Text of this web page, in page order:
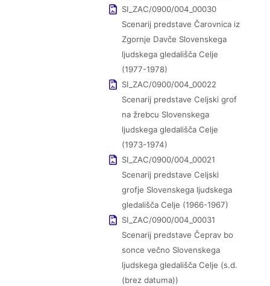
SI_ZAC/0900/004_00030
Scenarij predstave Čarovnica iz
Zgornje Davče Slovenskega
ljudskega gledališča Celje
(1977-1978)
SI_ZAC/0900/004_00022
Scenarij predstave Celjski grof
na žrebcu Slovenskega
ljudskega gledališča Celje
(1973-1974)
SI_ZAC/0900/004_00021
Scenarij predstave Celjski
grofje Slovenskega ljudskega
gledališča Celje (1966-1967)
SI_ZAC/0900/004_00031
Scenarij predstave Čeprav bo
sonce večno Slovenskega
ljudskega gledališča Celje (s.d.
(brez datuma))